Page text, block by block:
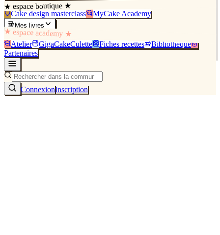
★ espace boutique ★
Cake design masterclass MyCake Academy
Mes livres
★ espace academy ★
Atelier GigaCakeCulette Fiches recettes
Bibliothèque
Partenaires
ConnexionInscription